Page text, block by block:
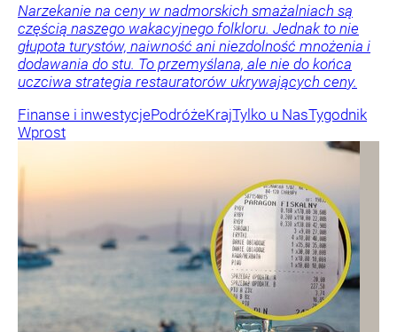
Narzekanie na ceny w nadmorskich smażalniach są
częścią naszego wakacyjnego folkloru. Jednak to nie
głupota turystów, naiwność ani niezdolność mnożenia i
dodawania do stu. To przemyślana, ale nie do końca
uczciwa strategia restauratorów ukrywających ceny.
Finanse i inwestycjePodróżeKrajTylko u NasTygodnik
Wprost